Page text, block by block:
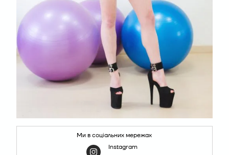
Ми в соціальних мережах
Instagram